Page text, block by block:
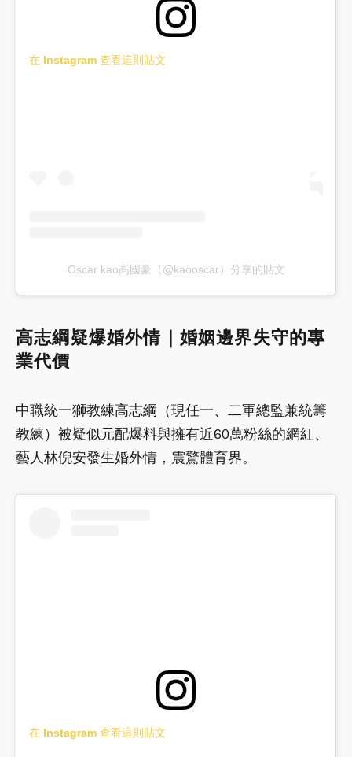
在 Instagram 查看這則貼文
Oscar kao高國豪（@kaooscar）分享的貼文
高志綱疑爆婚外情｜婚姻邊界失守的專
業代價
中職統一獅教練高志綱（現任一、二軍總監兼統籌
教練）被疑似元配爆料與擁有近60萬粉絲的網紅、
藝人林倪安發生婚外情，震驚體育界。
在 Instagram 查看這則貼文